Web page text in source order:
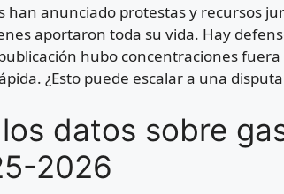
han anunciado protestas y recursos
aportaron toda su vida. Hay
hubo concentraciones
¿Esto puede escalar a una
datos sobre
2026